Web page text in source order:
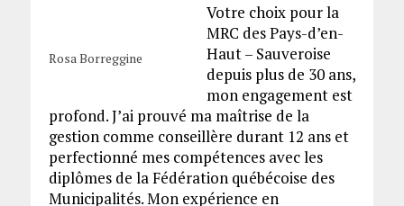
Rosa Borreggine
Votre choix pour la
MRC des Pays-d’en-
Haut – Sauveroise
depuis plus de 30 ans,
mon engagement est
profond. J’ai prouvé ma maîtrise de la
gestion comme conseillère durant 12 ans et
perfectionné mes compétences avec les
diplômes de la Fédération québécoise des
Municipalités. Mon expérience en